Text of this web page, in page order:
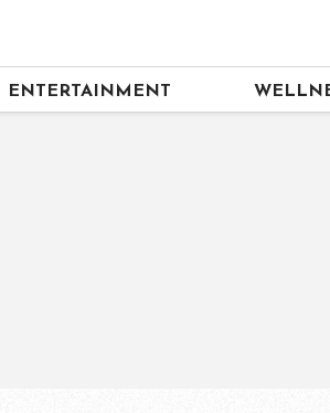
ENTERTAINMENT